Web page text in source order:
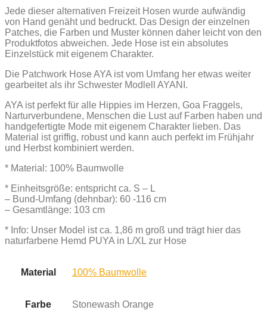
Jede dieser alternativen Freizeit Hosen wurde aufwändig
von Hand genäht und bedruckt. Das Design der einzelnen
Patches, die Farben und Muster können daher leicht von den
Produktfotos abweichen. Jede Hose ist ein absolutes
Einzelstück mit eigenem Charakter.
Die Patchwork Hose AYA ist vom Umfang her etwas weiter
gearbeitet als ihr Schwester Modlell AYANI.
AYA ist perfekt für alle Hippies im Herzen, Goa Fraggels,
Narturverbundene, Menschen die Lust auf Farben haben und
handgefertigte Mode mit eigenem Charakter lieben. Das
Material ist griffig, robust und kann auch perfekt im Frühjahr
und Herbst kombiniert werden.
* Material: 100% Baumwolle
* Einheitsgröße: entspricht ca. S – L
– Bund-Umfang (dehnbar): 60 -116 cm
– Gesamtlänge: 103 cm
* Info: Unser Model ist ca. 1,86 m groß und trägt hier das
naturfarbene Hemd PUYA in L/XL zur Hose
Material 100% Baumwolle
Farbe Stonewash Orange